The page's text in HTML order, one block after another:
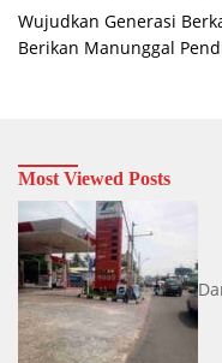
Wujudkan Generasi
Berikan Manunggal
Most Viewed Posts